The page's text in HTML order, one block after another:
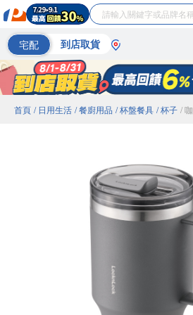
宅配 到店取貨
首頁 / 日用生活 / 餐廚用品 / 杯盤餐具 / 杯子 /